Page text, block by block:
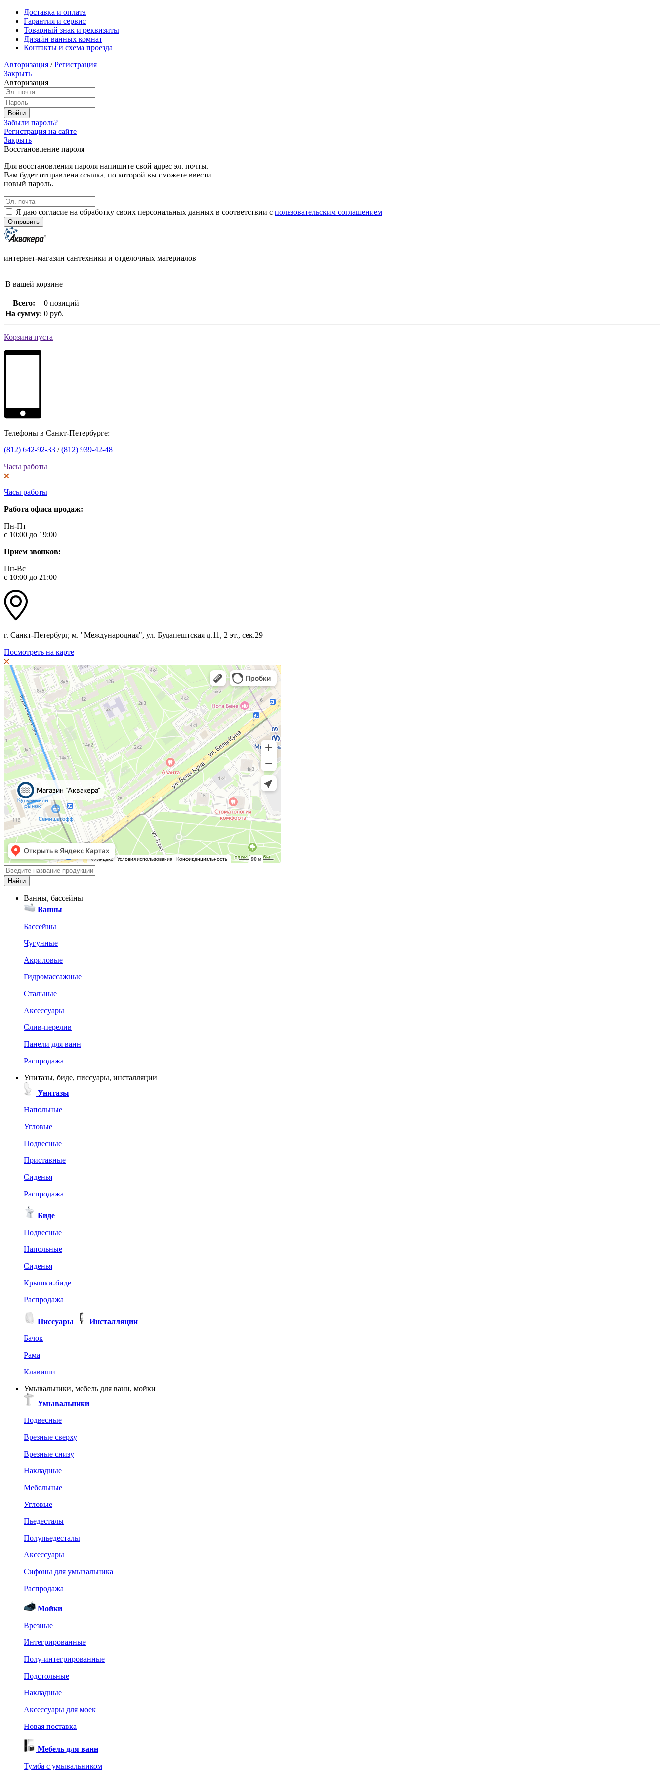
Доставка и оплата
Гарантия и сервис
Товарный знак и реквизиты
Дизайн ванных комнат
Контакты и схема проезда
Авторизация / Регистрация
Закрыть
Авторизация
Забыли пароль?
Регистрация на сайте
Закрыть
Восстановление пароля
Для восстановления пароля напишите свой адрес эл. почты.
Вам будет отправлена ссылка, по которой вы сможете ввести
новый пароль.
Я даю согласие на обработку своих персональных данных в соответствии с пользовательским соглашением
интернет-магазин сантехники и отделочных материалов
В вашей корзине
Всего:
0 позиций
На сумму: 0 руб.
Корзина пуста
Телефоны в Санкт-Петербурге:
(812) 642-92-33 /(812) 939-42-48
Часы работы
Часы работы
Работа офиса продаж:
Пн-Пт
с 10:00 до 19:00
Прием звонков:
Пн-Вс
с 10:00 до 21:00
г. Санкт-Петербург, м. "Международная", ул. Будапештская д.11, 2 эт., сек.29
Посмотреть на карте
Ванны, бассейны
Ванны
Бассейны
Чугунные
Акриловые
Гидромассажные
Стальные
Аксессуары
Слив-перелив
Панели для ванн
Распродажа
Унитазы, биде, писсуары, инсталляции
Унитазы
Напольные
Угловые
Подвесные
Приставные
Сиденья
Распродажа
Биде
Подвесные
Напольные
Сиденья
Крышки-биде
Распродажа
Писсуары
Инсталляции
Бачок
Рама
Клавиши
Умывальники, мебель для ванн, мойки
Умывальники
Подвесные
Врезные сверху
Врезные снизу
Накладные
Мебельные
Угловые
Пьедесталы
Полупьедесталы
Аксессуары
Сифоны для умывальника
Распродажа
Мойки
Врезные
Интегрированные
Полу-интегрированные
Подстольные
Накладные
Аксессуары для моек
Новая поставка
Мебель для ванн
Тумба с умывальником